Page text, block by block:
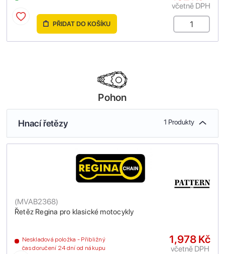
včetně DPH
PŘIDAT DO KOŠÍKU
Pohon
Hnací řetězy 1 Produkty
Řetěz Regina pro klasické motocykly
(MVAB2368)
Neskladová položka - Přibližný
čas doručení 24 dní od nákupu
1,978 Kč
včetně DPH